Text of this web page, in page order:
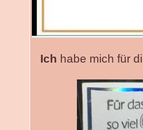
Ich habe mich für